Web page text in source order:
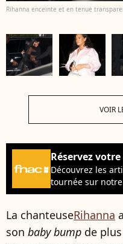
Rihanna enceinte et en tenue
VOIR
Réservez
Découvrez les
tournée sur
La chanteuseRihanna
son baby bump de